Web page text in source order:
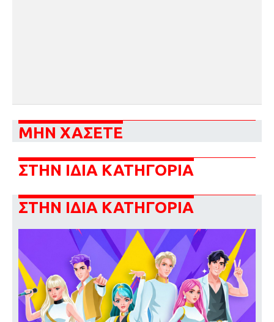
ΜΗΝ ΧΑΣΕΤΕ
ΣΤΗΝ ΙΔΙΑ ΚΑΤΗΓΟΡΙΑ
ΣΤΗΝ ΙΔΙΑ ΚΑΤΗΓΟΡΙΑ